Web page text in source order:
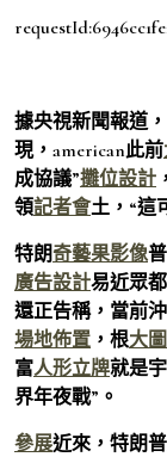
據央視新聞報道
現，american此前
成協議”攤位設計
領記者會土，“這
特朗奇藝果影像
廣告設計易近眾
還正告稱，當前
場地佈置 ，根大
富人形立牌就是
界年夜戰”。
參展近來，特朗